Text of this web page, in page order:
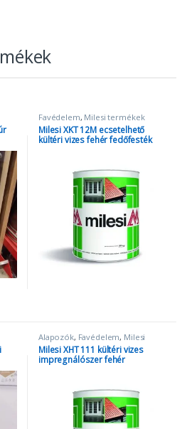
Favédelem, Milesi termékek
Milesi XKT 12M ecsetelhető
kültéri vizes fehér fedőfesték
Alapozók, Favédelem, Milesi
termékek
Milesi XHT 111 kültéri vizes
impregnálószer fehér